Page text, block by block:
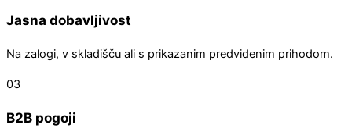
Jasna dobavljivost
Na zalogi, v skladišču ali s prikazanim predvidenim prihodom.
03
B2B pogoji